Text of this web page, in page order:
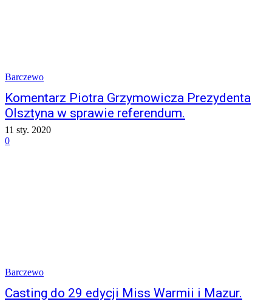
Barczewo
Komentarz Piotra Grzymowicza Prezydenta
Olsztyna w sprawie referendum.
11 sty. 2020
0
Barczewo
Casting do 29 edycji Miss Warmii i Mazur.